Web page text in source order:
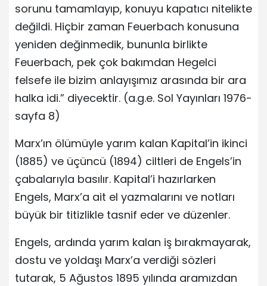
sorunu tamamlayıp, konuyu kapatıcı nitelikte
değildi. Hiçbir zaman Feuerbach konusuna
yeniden değinmedik, bununla birlikte
Feuerbach, pek çok bakımdan Hegelci
felsefe ile bizim anlayışımız arasında bir ara
halka idi.” diyecektir. (a.g.e. Sol Yayınları 1976-
sayfa 8)
Marx’ın ölümüyle yarım kalan Kapital’in ikinci
(1885) ve üçüncü (1894) ciltleri de Engels’in
çabalarıyla basılır. Kapital’i hazırlarken
Engels, Marx’a ait el yazmalarını ve notları
büyük bir titizlikle tasnif eder ve düzenler.
Engels, ardında yarım kalan iş bırakmayarak,
dostu ve yoldaşı Marx’a verdiği sözleri
tutarak, 5 Ağustos 1895 yılında aramızdan